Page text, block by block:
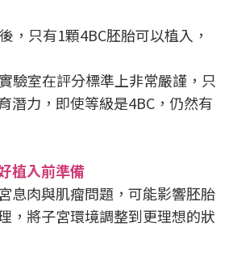
，只有1顆4BC胚胎可以植入，
驗室在評分標準上非常嚴謹，只
潛力，即使等級是4BC，仍然有
植入前準備
息肉與肌瘤問題，可能影響胚胎
，將子宮環境調整到更理想的狀